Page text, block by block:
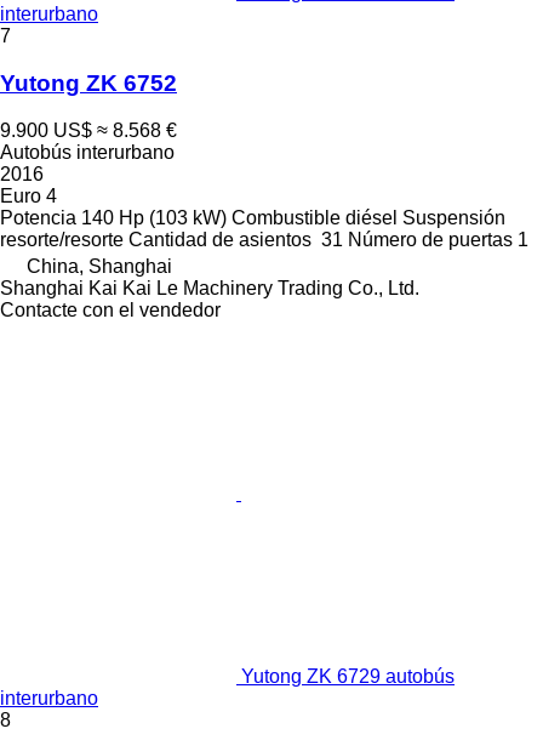
interurbano
7
Yutong ZK 6752
9.900 US$ ≈ 8.568 €
Autobús interurbano
2016
Euro 4
Potencia 140 Hp (103 kW) Combustible diésel Suspensión
resorte/resorte Cantidad de asientos 31 Número de puertas 1
China, Shanghai
Shanghai Kai Kai Le Machinery Trading Co., Ltd.
Contacte con el vendedor
Yutong ZK 6729 autobús
interurbano
8